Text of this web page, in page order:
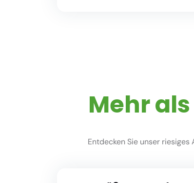
Mehr
Entdecken Sie unser